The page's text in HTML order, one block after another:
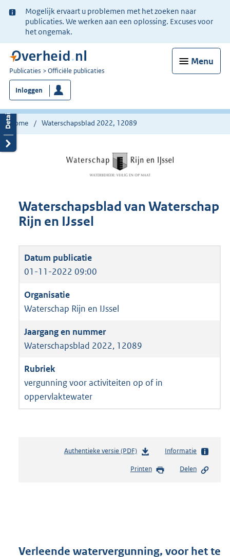
Ter
informatie:
Mogelijk ervaart u problemen met het zoeken naar
publicaties. We werken aan een oplossing. Excuses voor
het ongemak.
Menu
U
bent
nu
hier:
Publicaties Officiële publicaties
Inloggen
Home Waterschapsblad 2022, 12089
Waterschapsblad van Waterschap
Rijn en IJssel
01-11-2022 09:00
Waterschap Rijn en IJssel
Waterschapsblad 2022, 12089
vergunning voor activiteiten op of in
oppervlaktewater
Authentieke versie (PDF)b
s
r
Informatie
Printen Delen
Verleende watervergunning, voor het te